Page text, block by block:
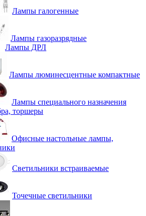
Лампы галогенные
Лампы газоразрядные
Лампы ДРЛ
Лампы люминесцентные компактные
Лампы специального назначения
торшеры
Офисные настольные лампы,
Светильники встраиваемые
Точечные светильники